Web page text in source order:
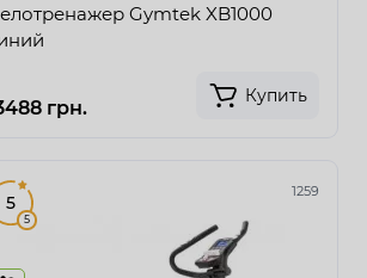
Gymtek XB1000
грн.
Купить
1259
5
5